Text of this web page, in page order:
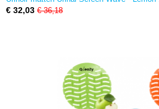
€ 32,03 € 36,18